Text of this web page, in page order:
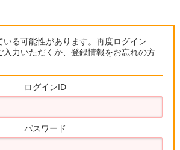
いる可能性があります。再度ログイン
入力いただくか、登録情報をお忘れの方
ログインID
パスワード